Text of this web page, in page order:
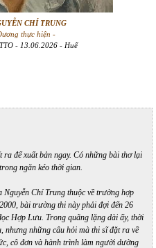
CHÍ TRUNG
thực hiện -
- 13.06.2026 - Huế
ra để xuất bản ngay. Có những bài thơ lại
ngăn kéo thời gian.
Nguyễn Chí Trung thuộc về trường hợp
bài trường thi này phải đợi đến 26
Hợp Lưu. Trong quãng lặng dài ấy, thời
nhưng những câu hỏi mà thi sĩ đặt ra về
cô đơn và hành trình làm người dường